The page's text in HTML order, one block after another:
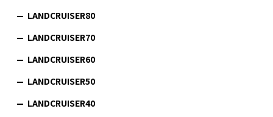
LANDCRUISER80
LANDCRUISER70
LANDCRUISER60
LANDCRUISER50
LANDCRUISER40